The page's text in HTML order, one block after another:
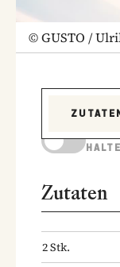
©GUSTO /
Zutaten
2Stk.